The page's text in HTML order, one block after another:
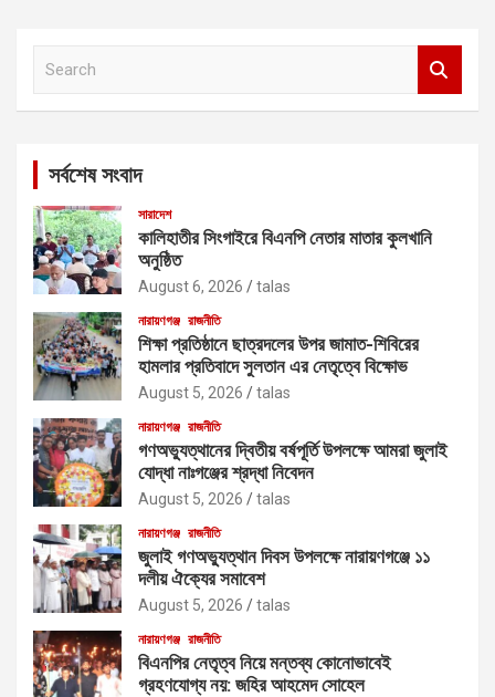
সর্বশেষ সংবাদ
সারাদেশ
কালিহাতীর সিংগাইরে বিএনপি নেতার মাতার কুলখানি
অনুষ্ঠিত
August 6, 2026 talas
নারায়ণগঞ্জ রাজনীতি
শিক্ষা প্রতিষ্ঠানে ছাত্রদলের উপর জামাত-শিবিরের
হামলার প্রতিবাদে সুলতান এর নেতৃত্বে বিক্ষোভ
August 5, 2026 talas
নারায়ণগঞ্জ রাজনীতি
গণঅভ্যুত্থানের দ্বিতীয় বর্ষপূর্তি উপলক্ষে আমরা জুলাই
যোদ্ধা নাঃগঞ্জের শ্রদ্ধা নিবেদন
August 5, 2026 talas
নারায়ণগঞ্জ রাজনীতি
জুলাই গণঅভ্যুত্থান দিবস উপলক্ষে নারায়ণগঞ্জে ১১
দলীয় ঐক্যের সমাবেশ
August 5, 2026 talas
নারায়ণগঞ্জ রাজনীতি
বিএনপির নেতৃত্ব নিয়ে মন্তব্য কোনোভাবেই
গ্রহণযোগ্য নয়: জহির আহমেদ সোহেল